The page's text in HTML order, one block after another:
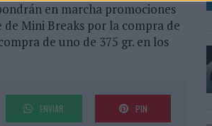
en marcha promociones
Mini Breaks por la compra de
de uno de 375 gr. en los
ENVIAR PIN